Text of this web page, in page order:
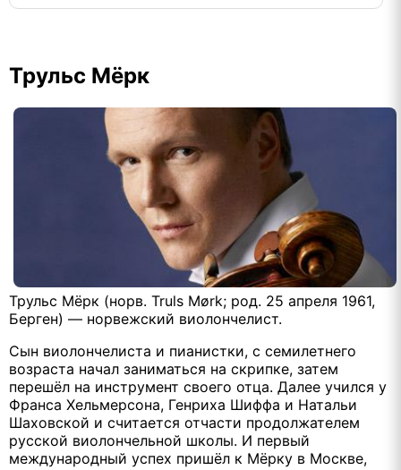
Трульс Мёрк
Трульс Мёрк (норв. Truls Mørk; род. 25 апреля 1961,
Берген) — норвежский виолончелист.
Сын виолончелиста и пианистки, с семилетнего
возраста начал заниматься на скрипке, затем
перешёл на инструмент своего отца. Далее учился у
Франса Хельмерсона, Генриха Шиффа и Натальи
Шаховской и считается отчасти продолжателем
русской виолончельной школы. И первый
международный успех пришёл к Мёрку в Москве,